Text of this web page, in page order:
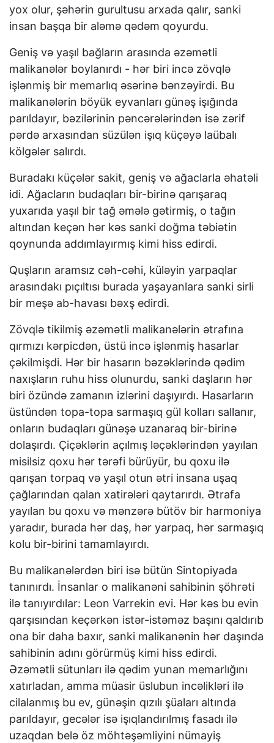
yox olur, şəhərin gurultusu arxada qalır, sanki
insan başqa bir aləmə qədəm qoyurdu.
Geniş və yaşıl bağların arasında əzəmətli
malikanələr boylanırdı - hər biri incə zövqlə
işlənmiş bir memarlıq əsərinə bənzəyirdi. Bu
malikanələrin böyük eyvanları günəş işığında
parıldayır, bəzilərinin pəncərələrindən isə zərif
pərdə arxasından süzülən işıq küçəyə laübalı
kölgələr salırdı.
Buradakı küçələr sakit, geniş və ağaclarla əhatəli
idi. Ağacların budaqları bir-birinə qarışaraq
yuxarıda yaşıl bir tağ əmələ gətirmiş, o tağın
altından keçən hər kəs sanki doğma təbiətin
qoynunda addımlayırmış kimi hiss edirdi.
Quşların aramsız cəh-cəhi, küləyin yarpaqlar
arasındakı pıçıltısı burada yaşayanlara sanki sirli
bir meşə ab-havası bəxş edirdi.
Zövqlə tikilmiş əzəmətli malikanələrin ətrafına
qırmızı kərpicdən, üstü incə işlənmiş hasarlar
çəkilmişdi. Hər bir hasarın bəzəklərində qədim
naxışların ruhu hiss olunurdu, sanki daşların hər
biri özündə zamanın izlərini daşıyırdı. Hasarların
üstündən topa-topa sarmaşıq gül kolları sallanır,
onların budaqları günəşə uzanaraq bir-birinə
dolaşırdı. Çiçəklərin açılmış ləçəklərindən yayılan
misilsiz qoxu hər tərəfi bürüyür, bu qoxu ilə
qarışan torpaq və yaşıl otun ətri insana uşaq
çağlarından qalan xatirələri qaytarırdı. Ətrafa
yayılan bu qoxu və mənzərə bütöv bir harmoniya
yaradır, burada hər daş, hər yarpaq, hər sarmaşıq
kolu bir-birini tamamlayırdı.
Bu malikanələrdən biri isə bütün Sintopiyada
tanınırdı. İnsanlar o malikanəni sahibinin şöhrəti
ilə tanıyırdılar: Leon Varrekin evi. Hər kəs bu evin
qarşısından keçərkən istər-istəməz başını qaldırıb
ona bir daha baxır, sanki malikanənin hər daşında
sahibinin adını görürmüş kimi hiss edirdi.
Əzəmətli sütunları ilə qədim yunan memarlığını
xatırladan, amma müasir üslubun incəlikləri ilə
cilalanmış bu ev, günəşin qızılı şüaları altında
parıldayır, gecələr isə işıqlandırılmış fasadı ilə
uzaqdan belə öz möhtəşəmliyini nümayiş